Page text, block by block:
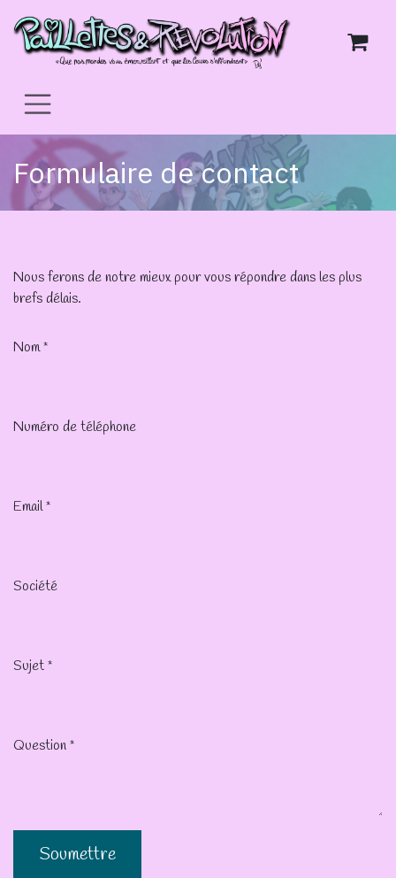
Formulaire de contact
Nous ferons de notre mieux pour vous répondre dans les plus
brefs délais.
Nom *
Numéro de téléphone
Email *
Société
Sujet *
Question *
Soumettre